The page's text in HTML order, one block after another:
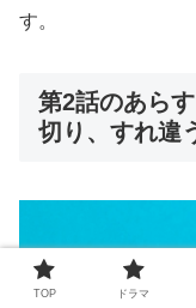
す。
第2話のあら
切り、すれ違
TOP ドラマ